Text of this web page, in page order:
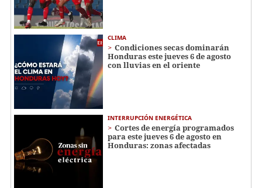
CLIMA
Condiciones secas dominarán
Honduras este jueves 6 de agosto
con lluvias en el oriente
INTERRUPCIÓN ENERGÉTICA
Cortes de energía programados
para este jueves 6 de agosto en
Honduras: zonas afectadas